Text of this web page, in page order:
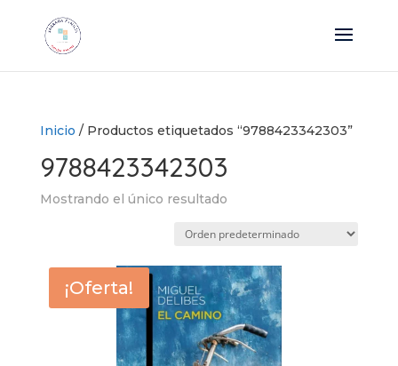
Inicio / Productos etiquetados “9788423342303”
9788423342303
Mostrando el único resultado
¡Oferta!